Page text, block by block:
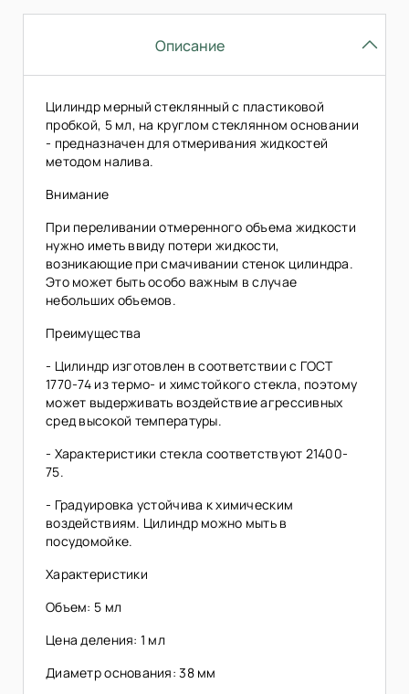
Описание
Цилиндр мерный стеклянный с пластиковой
пробкой, 5 мл, на круглом стеклянном основании
- предназначен для отмеривания жидкостей
методом налива.
Внимание
При переливании отмеренного объема жидкости
нужно иметь ввиду потери жидкости,
возникающие при смачивании стенок цилиндра.
Это может быть особо важным в случае
небольших объемов.
Преимущества
- Цилиндр изготовлен в соответствии с ГОСТ
1770-74 из термо- и химстойкого стекла, поэтому
может выдерживать воздействие агрессивных
сред высокой температуры.
- Характеристики стекла соответствуют 21400-
75.
- Градуировка устойчива к химическим
воздействиям. Цилиндр можно мыть в
посудомойке.
Характеристики
Объем: 5 мл
Цена деления: 1 мл
Диаметр основания: 38 мм